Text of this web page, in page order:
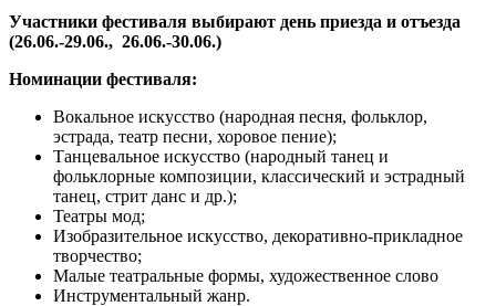
Участники фестиваля выбирают день приезда и отъезда
(26.06.-29.06., 26.06.-30.06.)
Номинации фестиваля:
Вокальное искусство (народная песня, фольклор,
эстрада, театр песни, хоровое пение);
Танцевальное искусство (народный танец и
фольклорные композиции, классический и эстрадный
танец, стрит данс и др.);
Театры мод;
Изобразительное искусство, декоративно-прикладное
творчество;
Малые театральные формы, художественное слово
Инструментальный жанр.